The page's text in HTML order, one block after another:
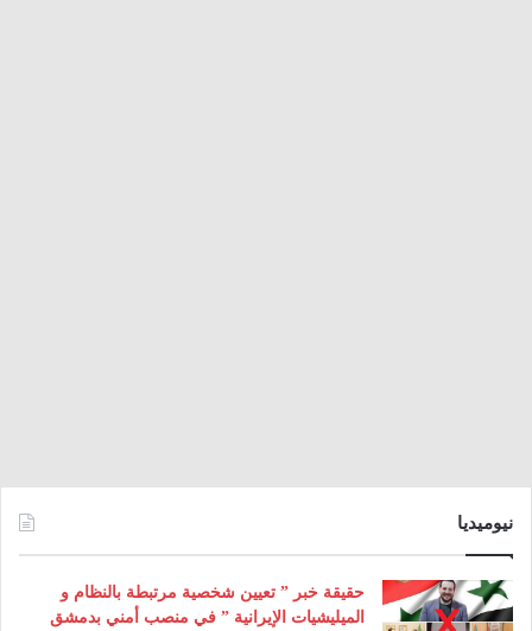
نيوميديا
حقيقة خبر ” تعيين شخصية مرتبطة بالنظام و
الميليشيات الإيرانية ” في منصب أمني بدمشق